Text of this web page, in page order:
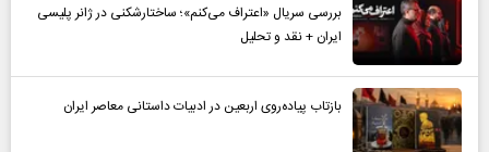
بررسی سریال «اعتراف می‌کنم»؛ ساختارشکنی در ژانر پلیسی
ایران + نقد و تحلیل
بازتاب پیاده‌روی اربعین در ادبیات داستانی معاصر ایران